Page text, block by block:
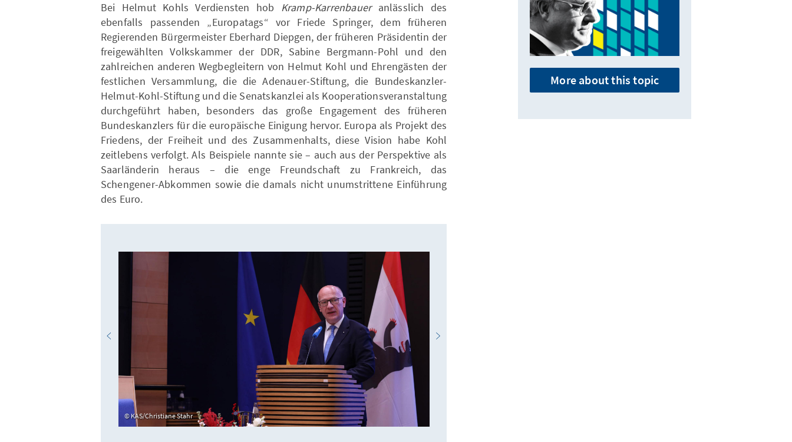
Bei Helmut Kohls Verdiensten hob Kramp-Karrenbaueranlässlich des
ebenfalls passenden „Europatags“ vor Friede Springer, dem früheren
Regierenden Bürgermeister Eberhard Diepgen, der früheren Präsidentin der
freigewählten Volkskammer der DDR, Sabine Bergmann-Pohl und den
zahlreichen anderen Wegbegleitern von Helmut Kohl und Ehrengästen der
festlichen Versammlung, die die Adenauer-Stiftung, die Bundeskanzler-
Helmut-Kohl-Stiftung und die Senatskanzlei als Kooperationsveranstaltung
durchgeführt haben, besonders das große Engagement des früheren
Bundeskanzlers für die europäische Einigung hervor. Europa als Projekt des
Friedens, der Freiheit und des Zusammenhalts, diese Vision habe Kohl
zeitlebens verfolgt. Als Beispiele nannte sie – auch aus der Perspektive als
Saarländerin heraus – die enge Freundschaft zu Frankreich, das
Schengener-Abkommen sowie die damals nicht unumstrittene Einführung
des Euro.
KAS/Christiane Stahr
More about this topic